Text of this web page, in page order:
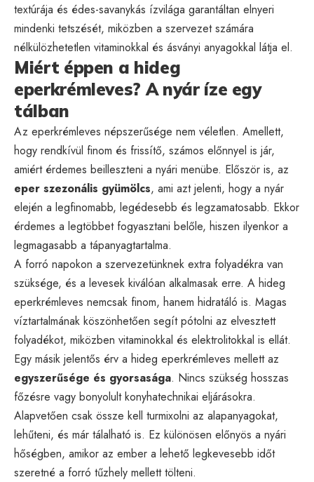
textúrája és édes-savanykás ízvilága garantáltan elnyeri
mindenki tetszését, miközben a szervezet számára
nélkülözhetetlen vitaminokkal és ásványi anyagokkal látja el.
Miért éppen a hideg
eperkrémleves? A nyár íze egy
tálban
Az eperkrémleves népszerűsége nem véletlen. Amellett,
hogy rendkívül finom és frissítő, számos előnnyel is jár,
amiért érdemes beilleszteni a nyári menübe. Először is, az
eper szezonális gyümölcs, ami azt jelenti, hogy a nyár
elején a legfinomabb, legédesebb és legzamatosabb. Ekkor
érdemes a legtöbbet fogyasztani belőle, hiszen ilyenkor a
legmagasabb a tápanyagtartalma.
A forró napokon a szervezetünknek extra folyadékra van
szüksége, és a levesek kiválóan alkalmasak erre. A hideg
eperkrémleves nemcsak finom, hanem hidratáló is. Magas
víztartalmának köszönhetően segít pótolni az elvesztett
folyadékot, miközben vitaminokkal és elektrolitokkal is ellát.
Egy másik jelentős érv a hideg eperkrémleves mellett az
egyszerűsége és gyorsasága. Nincs szükség hosszas
főzésre vagy bonyolult konyhatechnikai eljárásokra.
Alapvetően csak össze kell turmixolni az alapanyagokat,
lehűteni, és már tálalható is. Ez különösen előnyös a nyári
hőségben, amikor az ember a lehető legkevesebb időt
szeretné a forró tűzhely mellett tölteni.